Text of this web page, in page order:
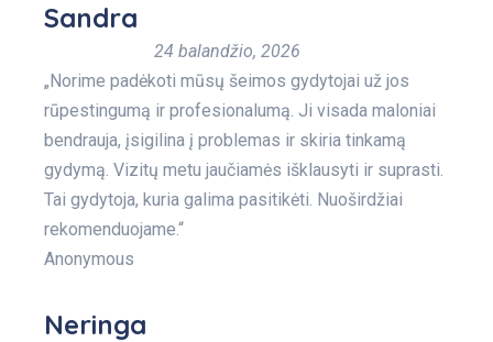
Sandra
24 balandžio, 2026
„Norime padėkoti mūsų šeimos gydytojai už jos
rūpestingumą ir profesionalumą. Ji visada maloniai
bendrauja, įsigilina į problemas ir skiria tinkamą
gydymą. Vizitų metu jaučiamės išklausyti ir suprasti.
Tai gydytoja, kuria galima pasitikėti. Nuoširdžiai
rekomenduojame.“
Anonymous
Neringa